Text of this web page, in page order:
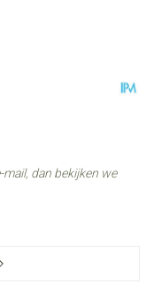
dan bekijken we